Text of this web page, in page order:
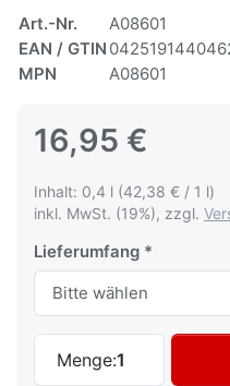
Art.-Nr.
A08601
EAN / GTIN
MPN
A08601
16,95 €
Inhalt: 0,4 l (42,38 € / 1 l)
inkl. MwSt. (19%), zzgl.
Lieferumfang
Menge:1